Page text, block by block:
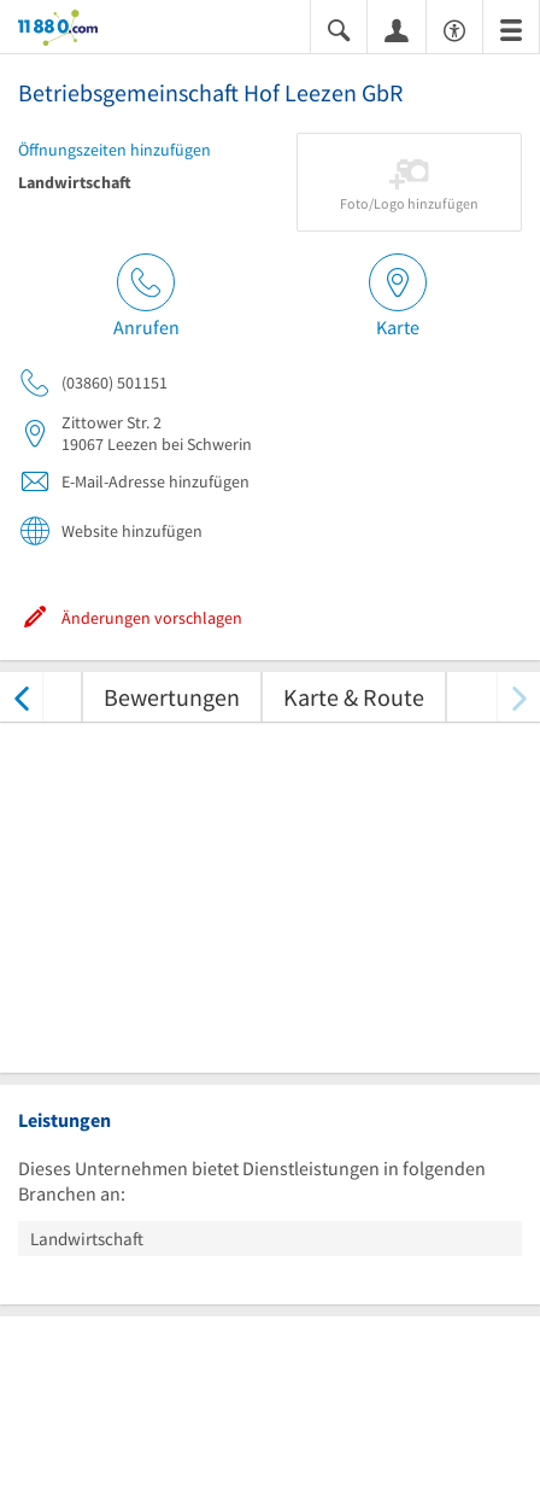
11880.com
Betriebsgemeinschaft Hof Leezen GbR
Öffnungszeiten hinzufügen
Landwirtschaft
Foto/Logo hinzufügen
Anrufen Karte
(03860) 501151
Zittower Str. 2
19067 Leezen bei Schwerin
E-Mail-Adresse hinzufügen
Website hinzufügen
Änderungen vorschlagen
Bewertungen Karte & Route
Leistungen
Dieses Unternehmen bietet Dienstleistungen in folgenden
Branchen an:
Landwirtschaft